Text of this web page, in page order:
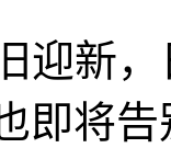
迎新
即将